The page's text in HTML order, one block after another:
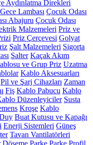
Aydınlatma Direkleri
Lambası Çocuk Odası
Abajuru Çocuk Odası
Malzemeleri Priz ve
Priz Çerçevesi Golyat
Şalt Malzemeleri Sigorta
Şalter Kaçak Akım
ve Grup Priz Uzatma
Kablo Aksesuarları
Pil ve Şarj Cihazları Zaman
Fiş Kablo Pabucu Kablo
Düzenleyiciler Susta
Kroşe Kablo
Buat Kutusu ve Kapağı
Enerji Sistemleri Güneş
Tavan Vantilatörleri
Döşeme Parke Parke Profil